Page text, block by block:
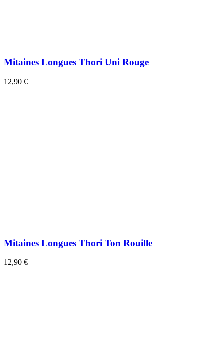
Mitaines Longues Thori Uni Rouge
12,90 €
Mitaines Longues Thori Ton Rouille
12,90 €